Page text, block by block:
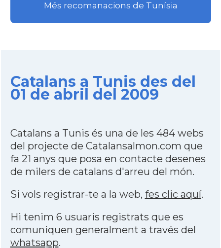
Més recomanacions de Tunísia
Catalans a Tunis des del
01 de abril del 2009
Catalans a Tunis és una de les 484 webs
del projecte de Catalansalmon.com que
fa 21 anys que posa en contacte desenes
de milers de catalans d'arreu del món.
Si vols registrar-te a la web, fes clic aquí.
Hi tenim 6 usuaris registrats que es
comuniquen generalment a través del
whatsapp.